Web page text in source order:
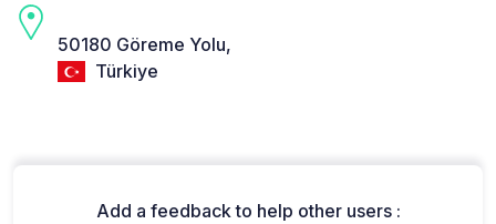
50180 Göreme Yolu,
Türkiye
Add a feedback to help other users :